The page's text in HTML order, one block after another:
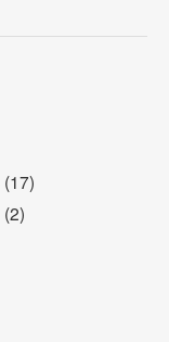
(17)
(2)